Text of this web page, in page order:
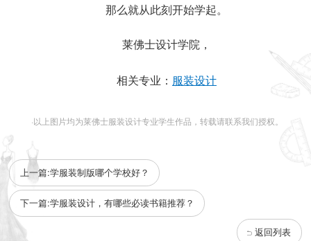
那么就从此刻开始学起。
莱佛士设计学院，
相关专业： 服装设计
·以上图片均为莱佛士服装设计专业学生作品，转载请联系我们授权。
上一篇:学服装制版哪个学校好？
下一篇:学服装设计，有哪些必读书籍推荐？
返回列表